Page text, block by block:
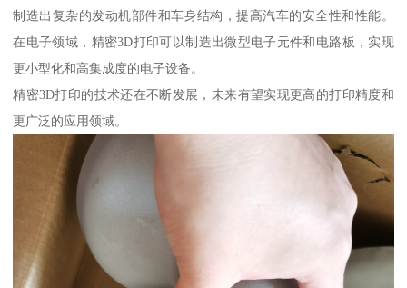
制造出复杂的发动机部件和车身结构，提高汽车的安全性和性能。
在电子领域，精密3D打印可以制造出微型电子元件和电路板，实现
更小型化和高集成度的电子设备。
精密3D打印的技术还在不断发展，未来有望实现更高的打印精度和
更广泛的应用领域。